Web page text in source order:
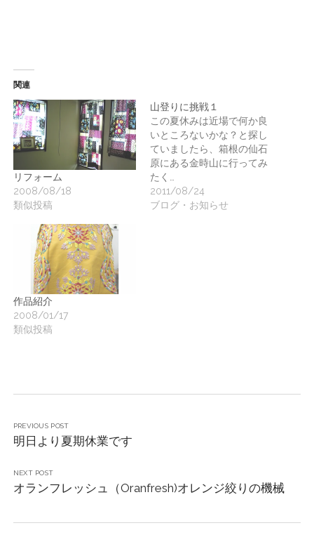
関連
リフォーム
2008/08/18
類似投稿
山登りに挑戦１
この夏休みは近場で何か良
いところないかな？と探し
ていましたら、箱根の仙石
原にある金時山に行ってみ
たく…
2011/08/24
ブログ・お知らせ
作品紹介
2008/01/17
類似投稿
PREVIOUS POST
明日より夏期休業です
NEXT POST
オランフレッシュ（Oranfresh)オレンジ絞りの機械